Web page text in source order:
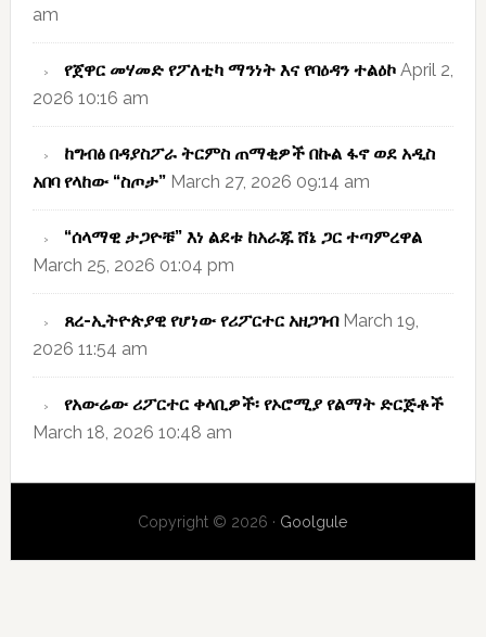
am
የጀዋር መሃመድ የፖለቲካ ማንነት እና የባዕዳን ተልዕኮ April 2,
2026 10:16 am
ከግብፅ በዳያስፖራ ትርምስ ጠማቂዎች በኩል ፋኖ ወደ አዲስ
አበባ የላከው “ስጦታ” March 27, 2026 09:14 am
“ሰላማዊ ታጋዮቹ” እነ ልደቱ ከአራጁ ሸኔ ጋር ተጣምረዋል
March 25, 2026 01:04 pm
ጸረ-ኢትዮጵያዊ የሆነው የሪፖርተር አዘጋገብ March 19,
2026 11:54 am
የአውሬው ሪፖርተር ቀላቢዎች፡ የኦሮሚያ የልማት ድርጅቶች
March 18, 2026 10:48 am
Copyright © 2026 · Goolgule